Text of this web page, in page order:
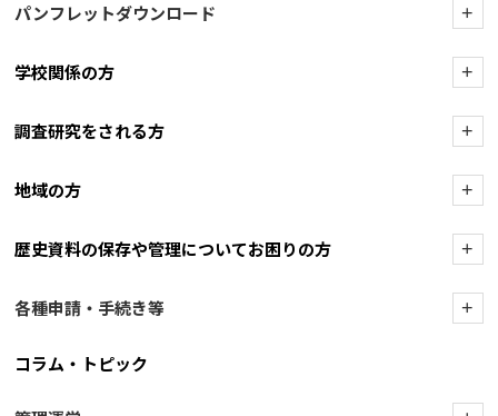
パンフレットダウンロード +
学校関係の方 +
調査研究をされる方 +
地域の方 +
歴史資料の保存や管理についてお困りの方 +
各種申請・手続き等 +
コラム・トピック